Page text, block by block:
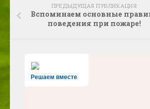
ПРЕДЫДУЩАЯ ПУБЛИКАЦИЯ
Вспоминаем основные
поведения при пожаре!
Решаем вместе